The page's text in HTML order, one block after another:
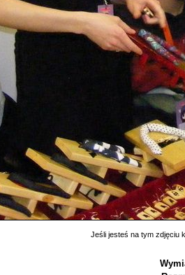
Jeśli jesteś na tym zdjęciu